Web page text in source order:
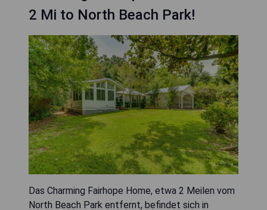
2 Mi to North Beach Park!
Das Charming Fairhope Home, etwa 2 Meilen vom
North Beach Park entfernt, befindet sich in